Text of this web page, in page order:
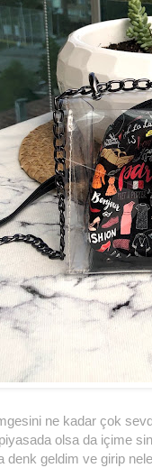
ne kadar çok
olsa da içime
denk geldim ve girip